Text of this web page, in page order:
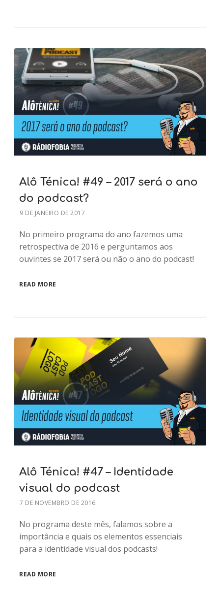
Alô Ténica! #49 – 2017 será o ano
do podcast?
9 DE JANEIRO DE 2017
No primeiro programa do ano fazemos uma
retrospectiva de 2016 e perguntamos aos
ouvintes se 2017 será ou não o ano do podcast!
READ MORE
Alô Ténica! #47 – Identidade
visual do podcast
7 DE NOVEMBRO DE 2016
No programa deste mês, falamos sobre a
importância e quais os elementos essenciais
para a identidade visual dos podcasts!
READ MORE